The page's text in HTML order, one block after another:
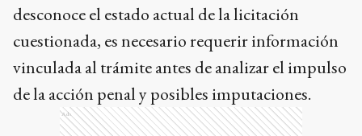
desconoce el estado actual de la licitación
cuestionada, es necesario requerir información
vinculada al trámite antes de analizar el impulso
de la acción penal y posibles imputaciones.
Ads